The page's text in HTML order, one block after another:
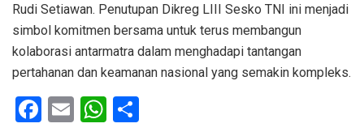
Rudi Setiawan. Penutupan Dikreg LIII Sesko TNI ini menjadi
simbol komitmen bersama untuk terus membangun
kolaborasi antarmatra dalam menghadapi tantangan
pertahanan dan keamanan nasional yang semakin kompleks.
F
E
W